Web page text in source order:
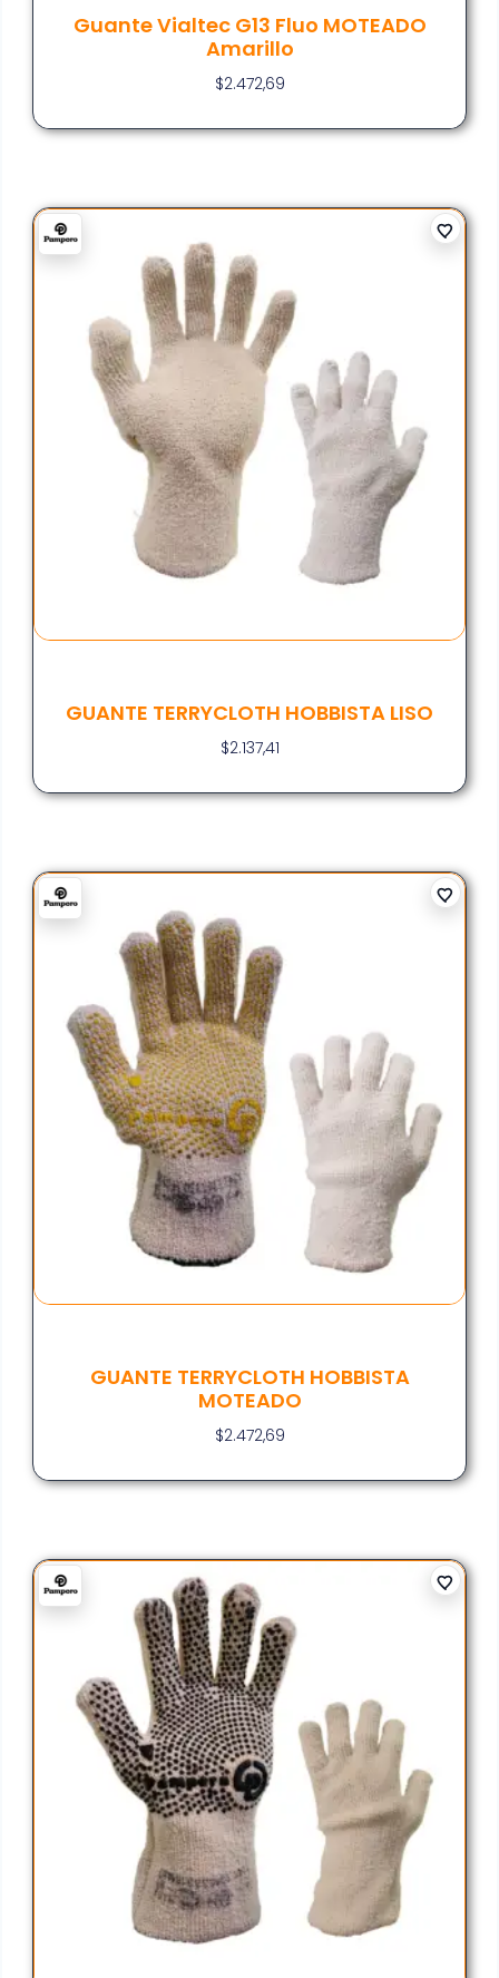
Guante Vialtec G13 Fluo MOTEADO
Amarillo
$2.472,69
GUANTE TERRYCLOTH HOBBISTA LISO
$2.137,41
GUANTE TERRYCLOTH HOBBISTA
MOTEADO
$2.472,69